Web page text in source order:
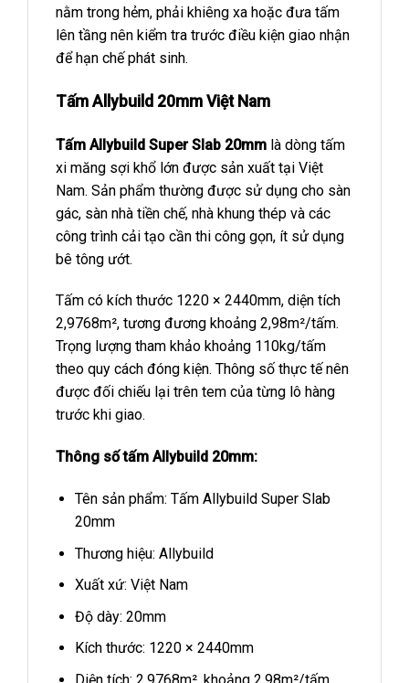
nằm trong hẻm, phải khiêng xa hoặc đưa tấm
lên tầng nên kiểm tra trước điều kiện giao nhận
để hạn chế phát sinh.
Tấm Allybuild 20mm Việt Nam
Tấm Allybuild Super Slab 20mm là dòng tấm
xi măng sợi khổ lớn được sản xuất tại Việt
Nam. Sản phẩm thường được sử dụng cho sàn
gác, sàn nhà tiền chế, nhà khung thép và các
công trình cải tạo cần thi công gọn, ít sử dụng
bê tông ướt.
Tấm có kích thước 1220 × 2440mm, diện tích
2,9768m², tương đương khoảng 2,98m²/tấm.
Trọng lượng tham khảo khoảng 110kg/tấm
theo quy cách đóng kiện. Thông số thực tế nên
được đối chiếu lại trên tem của từng lô hàng
trước khi giao.
Thông số tấm Allybuild 20mm:
Tên sản phẩm: Tấm Allybuild Super Slab
20mm
Thương hiệu: Allybuild
Xuất xứ: Việt Nam
Độ dày: 20mm
Kích thước: 1220 × 2440mm